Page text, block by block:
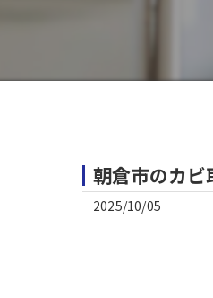
朝倉市のカビ
2025/10/05